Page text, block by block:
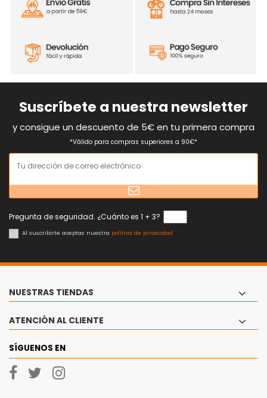
Suscríbete a nuestra newsletter
y consigue un descuento de 5€ en tu primera compra
*Válido para compras superiores a 90€*
Pregunta de seguridad. ¿Cuánto es 1 + 3?
Al suscribirte aceptas nuestra política de privacidad
NUESTRAS TIENDAS
ATENCIÓN AL CLIENTE
SÍGUENOS EN